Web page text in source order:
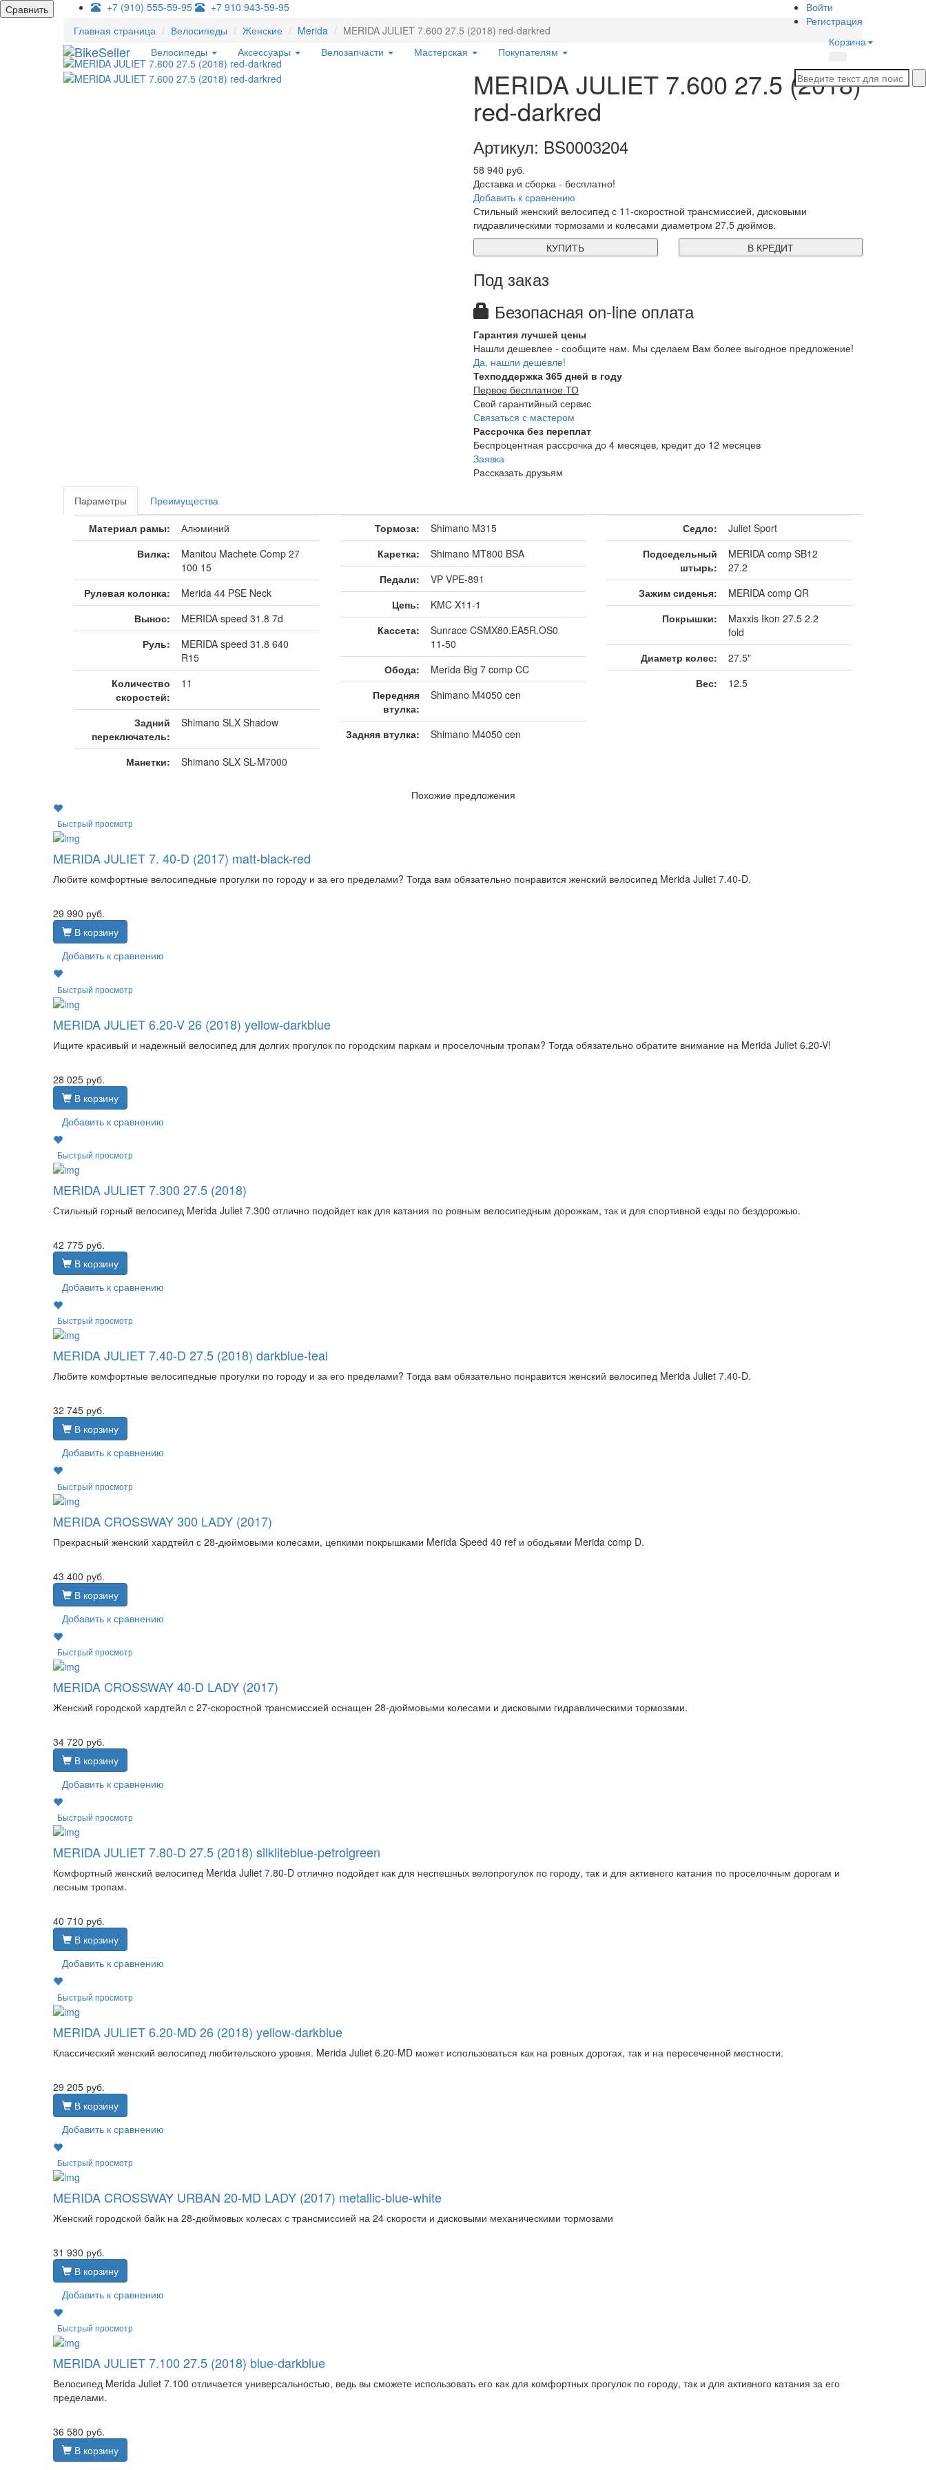
Сравнить +7 (910) 555-59-95 +7 910 943-59-95
Войти
Регистрация
Велосипеды Аксессуары Велозапчасти Мастерская Покупателям
Корзина
Главная страница Велосипеды Женские Merida MERIDA JULIET 7.600 27.5 (2018) red-darkred
MERIDA JULIET 7.600 27.5 (2018)
red-darkred
Артикул: BS0003204
58 940 руб.
Доставка и сборка - бесплатно!
Добавить к сравнению
Стильный женский велосипед с 11-скоростной трансмиссией, дисковыми
гидравлическими тормозами и колесами диаметром 27,5 дюймов.
КУПИТЬ
В КРЕДИТ
Под заказ
Безопасная on-line оплата
Гарантия лучшей цены
Нашли дешевлее - сообщите нам. Мы сделаем Вам более выгодное предложение!
Да, нашли дешевле!
Техподдержка 365 дней в году
Первое бесплатное ТО
Свой гарантийный сервис
Связаться с мастером
Рассрочка без переплат
Беспроцентная рассрочка до 4 месяцев, кредит до 12 месяцев
Заявка
Рассказать друзьям
Параметры
Преимущества
Материал рамы:
Алюминий
Вилка:
Manitou Machete Comp 27
100 15
Рулевая колонка:
Merida 44 PSE Neck
Вынос:
MERIDA speed 31.8 7d
Руль:
MERIDA speed 31.8 640
R15
Количество
скоростей:
11
Задний
переключатель:
Shimano SLX Shadow
Манетки: Shimano SLX SL-M7000
Тормоза:
Shimano M315
Каретка:
Shimano MT800 BSA
Педали:
VP VPE-891
Цепь:
KMC X11-1
Кассета:
Sunrace CSMX80.EA5R.OS0
11-50
Обода:
Merida Big 7 comp CC
Передняя
втулка:
Shimano M4050 cen
Задняя втулка: Shimano M4050 cen
Седло:
Juliet Sport
Подседельный
штырь:
MERIDA comp SB12
27.2
Зажим сиденья:
MERIDA comp QR
Покрышки:
Maxxis Ikon 27.5 2.2
fold
Диаметр колес:
27.5"
Вес:
12.5
Похожие предложения
Быстрый просмотр
MERIDA JULIET 7. 40-D (2017) matt-black-red
Любите комфортные велосипедные прогулки по городу и за его пределами? Тогда вам обязательно понравится женский велосипед Merida Juliet 7.40-D.
29 990 руб.
В корзину
Добавить к сравнению
Быстрый просмотр
MERIDA JULIET 6.20-V 26 (2018) yellow-darkblue
Ищите красивый и надежный велосипед для долгих прогулок по городским паркам и проселочным тропам? Тогда обязательно обратите внимание на Merida Juliet 6.20-V!
28 025 руб.
В корзину
Добавить к сравнению
Быстрый просмотр
MERIDA JULIET 7.300 27.5 (2018)
Стильный горный велосипед Merida Juliet 7.300 отлично подойдет как для катания по ровным велосипедным дорожкам, так и для спортивной езды по бездорожью.
42 775 руб.
В корзину
Добавить к сравнению
Быстрый просмотр
MERIDA JULIET 7.40-D 27.5 (2018) darkblue-teal
Любите комфортные велосипедные прогулки по городу и за его пределами? Тогда вам обязательно понравится женский велосипед Merida Juliet 7.40-D.
32 745 руб.
В корзину
Добавить к сравнению
Быстрый просмотр
MERIDA CROSSWAY 300 LADY (2017)
Прекрасный женский хардтейл с 28-дюймовыми колесами, цепкими покрышками Merida Speed 40 ref и ободьями Merida comp D.
43 400 руб.
В корзину
Добавить к сравнению
Быстрый просмотр
MERIDA CROSSWAY 40-D LADY (2017)
Женский городской хардтейл с 27-скоростной трансмиссией оснащен 28-дюймовыми колесами и дисковыми гидравлическими тормозами.
34 720 руб.
В корзину
Добавить к сравнению
Быстрый просмотр
MERIDA JULIET 7.80-D 27.5 (2018) silkliteblue-petrolgreen
Комфортный женский велосипед Merida Juliet 7.80-D отлично подойдет как для неспешных велопрогулок по городу, так и для активного катания по проселочным дорогам и
лесным тропам.
40 710 руб.
В корзину
Добавить к сравнению
Быстрый просмотр
MERIDA JULIET 6.20-MD 26 (2018) yellow-darkblue
Классический женский велосипед любительского уровня. Merida Juliet 6.20-MD может использоваться как на ровных дорогах, так и на пересеченной местности.
29 205 руб.
В корзину
Добавить к сравнению
Быстрый просмотр
MERIDA CROSSWAY URBAN 20-MD LADY (2017) metallic-blue-white
Женский городской байк на 28-дюймовых колесах с трансмиссией на 24 скорости и дисковыми механическими тормозами
31 930 руб.
В корзину
Добавить к сравнению
Быстрый просмотр
MERIDA JULIET 7.100 27.5 (2018) blue-darkblue
Велосипед Merida Juliet 7.100 отличается универсальностью, ведь вы сможете использовать его как для комфортных прогулок по городу, так и для активного катания за его
пределами.
36 580 руб.
В корзину